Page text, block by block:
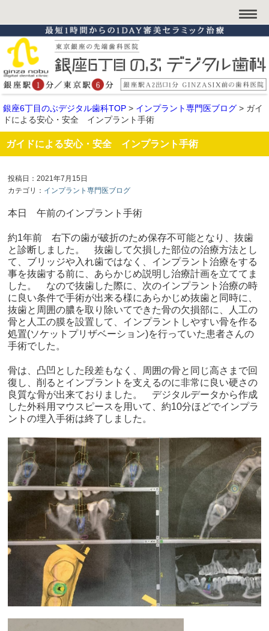
銀座6丁目のぶデジタル歯科TOP > インプラント専門医ブログ > ガイ
ドによる安心・安全 インプラント手術
ガイドによる安心・安全 インプラント手術
投稿日：2021年7月15日
カテゴリ： インプラント専門医ブログ
本日 午前のインプラント手術
約1年前 右下の歯が破折のため保存不可能となり、抜歯
と診断しました。 抜歯して欠損した部位の治療方法とし
て、ブリッジや入れ歯ではなく、インプラント治療をする
事を抜歯する前に、あらかじめ説明し治療計画を立ててま
した。 なので抜歯した際に、次のインプラント治療の時
に良い条件で手術が出来る様にあらかじめ抜歯と同時に、
抜歯と周囲の膿を取り除いてできた骨の欠損部に、人工の
骨と人工の膜を設置して、インプラントしやすい骨を作る
処置(ソケットプリザベーション)を行っていた患者さんの
手術でした。
骨は、凸凹とした段差もなく、周囲の骨と同じ高さまで回
復し、削るとインプラントを支えるのに非常に良い硬さの
良質な骨が出来ておりました。 デジタルデータから作成
した外科用マウスピースを用いて、約10分ほどでインプラ
ントの埋入手術は終了しました。